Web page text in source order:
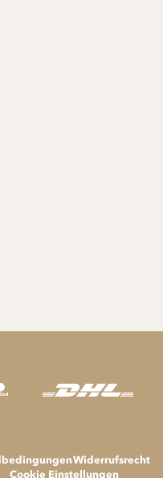
Widerrufsrecht
Cookie Einstellungen